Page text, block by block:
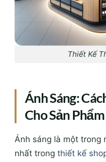
Thiết Kế
Ánh Sáng:
Cho Sản Phẩm
Ánh sáng là một trong
nhất trong thiết kế